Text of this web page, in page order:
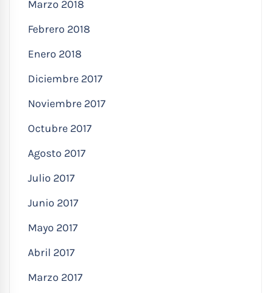
Marzo 2018
Febrero 2018
Enero 2018
Diciembre 2017
Noviembre 2017
Octubre 2017
Agosto 2017
Julio 2017
Junio 2017
Mayo 2017
Abril 2017
Marzo 2017